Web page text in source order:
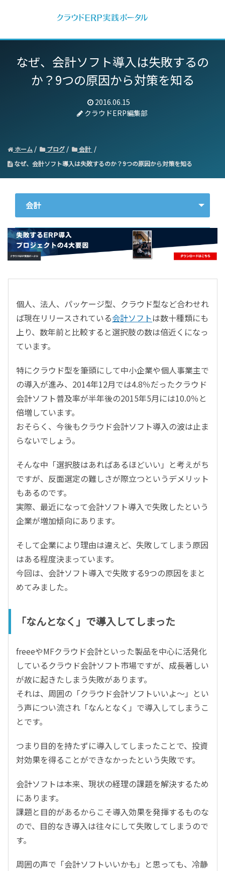
なぜ、会計ソフト導入は失敗するの
か？9つの原因から対策を知る
2016.06.15
クラウドERP編集部
ホーム ブログ
会計
なぜ、会計ソフト導入は失敗するのか？9つの原因から対策を知る
会計
ERP
会計
CRM／営業支援／Eコマース
DX（2025年の崖）／クラウドコンピューティング
データ分析／BI
ガバナンス／リスク管理
BPR／業務改善
個人、法人、パッケージ型、クラウド型など合わせれ
ば現在リリースされている会計ソフトは数十種類にも
上り、数年前と比較すると選択肢の数は倍近くになっ
ています。
特にクラウド型を筆頭にして中小企業や個人事業主で
の導入が進み、2014年12月では4.8％だったクラウド
会計ソフト普及率が半年後の2015年5月には10.0％と
倍増しています。
おそらく、今後もクラウド会計ソフト導入の波は止ま
らないでしょう。
そんな中「選択肢はあればあるほどいい」と考えがち
ですが、反面選定の難しさが際立つというデメリット
もあるのです。
実際、最近になって会計ソフト導入で失敗したという
企業が増加傾向にあります。
そして企業により理由は違えど、失敗してしまう原因
はある程度決まっています。
今回は、会計ソフト導入で失敗する9つの原因をまと
めてみました。
「なんとなく」で導入してしまった
freeeやMFクラウド会計といった製品を中心に活発化
しているクラウド会計ソフト市場ですが、成長著しい
が故に起きたしまう失敗があります。
それは、周囲の「クラウド会計ソフトいいよ～」とい
う声につい流され「なんとなく」で導入してしまうこ
とです。
つまり目的を持たずに導入してしまったことで、投資
対効果を得ることができなかったという失敗です。
会計ソフトは本来、現状の経理の課題を解決するため
にあります。
課題と目的があるからこそ導入効果を発揮するものな
ので、目的なき導入は往々にして失敗してしまうので
す。
周囲の声で「会計ソフトいいかも」と思っても、冷静